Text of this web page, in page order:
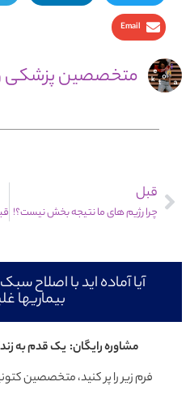
Email
متخصصین پزشکی و
قبل
چرا رژیم های ما نتیجه بخش نیست؟!
آیا آماده اید با اصلاح
بیماریها
مشاوره رایگان: یک قدم به
فرم زیر را پر کنید، متخصصین